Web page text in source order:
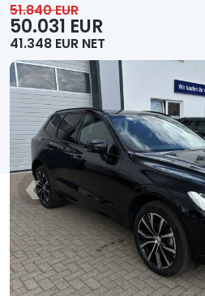
Motociclete
Autoutilitare
Alte tipuri vehicule
Despre Noi
Contact
51.840 EUR
50.031 EUR
41.348 EUR NET